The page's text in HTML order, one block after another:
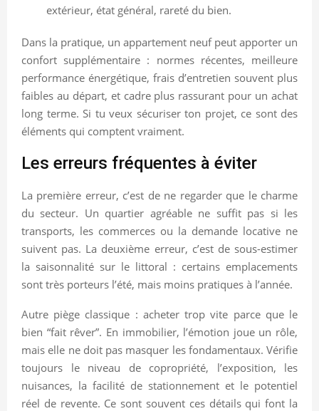
extérieur, état général, rareté du bien.
Dans la pratique, un appartement neuf peut apporter un
confort supplémentaire : normes récentes, meilleure
performance énergétique, frais d’entretien souvent plus
faibles au départ, et cadre plus rassurant pour un achat
long terme. Si tu veux sécuriser ton projet, ce sont des
éléments qui comptent vraiment.
Les erreurs fréquentes à éviter
La première erreur, c’est de ne regarder que le charme
du secteur. Un quartier agréable ne suffit pas si les
transports, les commerces ou la demande locative ne
suivent pas. La deuxième erreur, c’est de sous-estimer
la saisonnalité sur le littoral : certains emplacements
sont très porteurs l’été, mais moins pratiques à l’année.
Autre piège classique : acheter trop vite parce que le
bien “fait rêver”. En immobilier, l’émotion joue un rôle,
mais elle ne doit pas masquer les fondamentaux. Vérifie
toujours le niveau de copropriété, l’exposition, les
nuisances, la facilité de stationnement et le potentiel
réel de revente. Ce sont souvent ces détails qui font la